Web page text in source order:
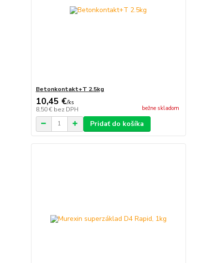
Betonkontakt+T 2.5kg
10,45 €/ks
8,50 € bez DPH bežne skladom
Pridať do košíka